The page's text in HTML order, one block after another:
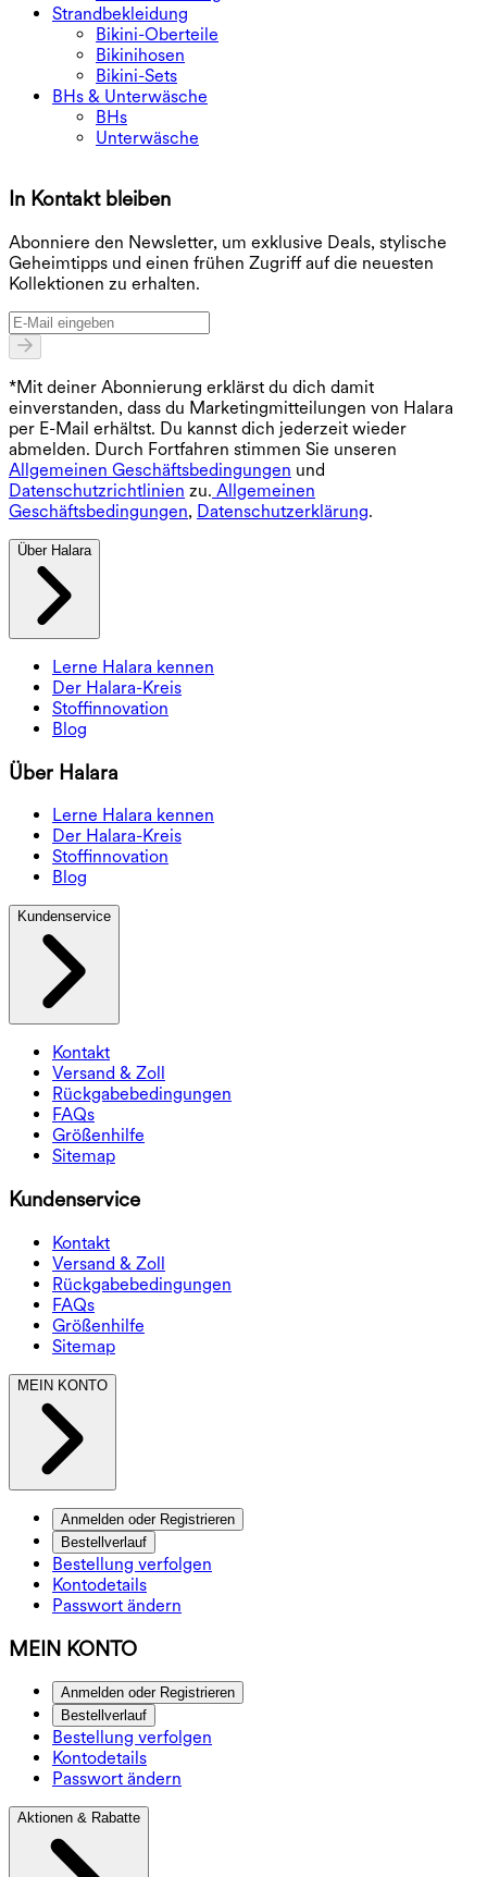
Strandbekleidung
Bikini-Oberteile
Bikinihosen
Bikini-Sets
BHs & Unterwäsche
BHs
Unterwäsche
In Kontakt bleiben
Abonniere den Newsletter, um exklusive Deals, stylische
Geheimtipps und einen frühen Zugriff auf die neuesten
Kollektionen zu erhalten.
*Mit deiner Abonnierung erklärst du dich damit
einverstanden, dass du Marketingmitteilungen von Halara
per E-Mail erhältst. Du kannst dich jederzeit wieder
abmelden. Durch Fortfahren stimmen Sie unseren
Allgemeinen Geschäftsbedingungen und
Datenschutzrichtlinien zu. Allgemeinen
Geschäftsbedingungen, Datenschutzerklärung.
Über Halara
Lerne Halara kennen
Der Halara-Kreis
Stoffinnovation
Blog
Über Halara
Lerne Halara kennen
Der Halara-Kreis
Stoffinnovation
Blog
Kundenservice
Kontakt
Versand & Zoll
Rückgabebedingungen
FAQs
Größenhilfe
Sitemap
Kundenservice
Kontakt
Versand & Zoll
Rückgabebedingungen
FAQs
Größenhilfe
Sitemap
MEIN KONTO
Anmelden oder Registrieren
Bestellverlauf
Bestellung verfolgen
Kontodetails
Passwort ändern
MEIN KONTO
Anmelden oder Registrieren
Bestellverlauf
Bestellung verfolgen
Kontodetails
Passwort ändern
Aktionen & Rabatte